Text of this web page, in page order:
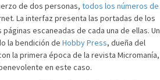
de dos personas, todos los números de
La interfaz presenta las portadas de los
escaneadas de cada una de ellas. Un
la bendición de Hobby Press, dueña del
la primera época de la revista Micromanía,
en este caso.